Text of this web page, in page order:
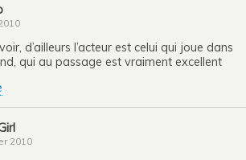
d’ailleurs l’acteur est celui qui joue dans
qui au passage est vraiment excellent
2010